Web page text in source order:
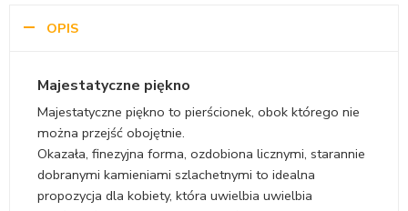
OPIS
Majestatyczne piękno
Majestatyczne piękno to pierścionek, obok którego nie
można przejść obojętnie.
Okazała, finezyjna forma, ozdobiona licznymi, starannie
dobranymi kamieniami szlachetnymi to idealna
propozycja dla kobiety, która uwielbia uwielbia